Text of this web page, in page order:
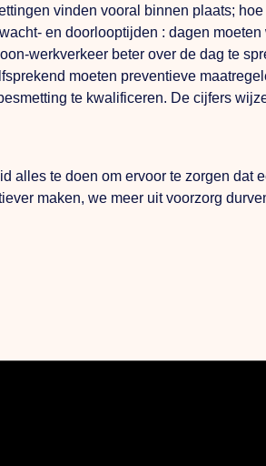
vinden vooral binnen plaats;
en doorlooptijden : dagen
werkverkeer beter over de dag te
moeten preventieve
te kwalificeren. De cijfers
alles te doen om ervoor te zorgen dat
maken, we meer uit voorzorg